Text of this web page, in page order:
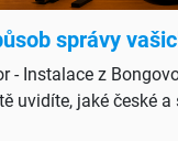
správy
- Instalace z
uvidíte, jaké české